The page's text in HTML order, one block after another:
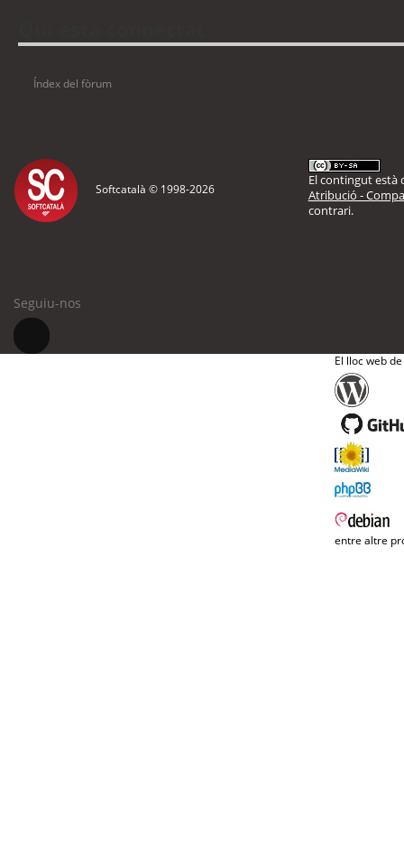
Índex del fòrum
Softcatalà © 1998-2026
El contingut està
Atribució -
contrari.
Seguiu-nos
El lloc web
entre altre